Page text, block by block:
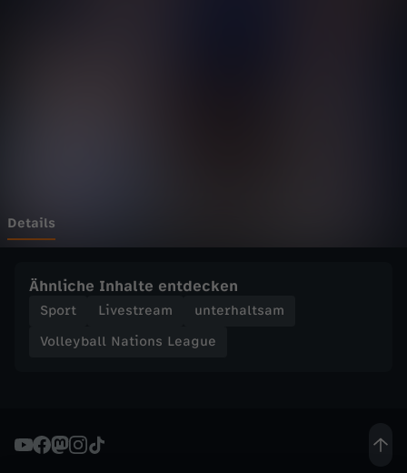
t
o
L
Details
Ähnliche Inhalte entdecken
Sport Livestream
unterhaltsam
Volleyball Nations League